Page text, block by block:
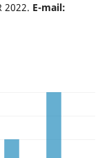
2022. E-mail: